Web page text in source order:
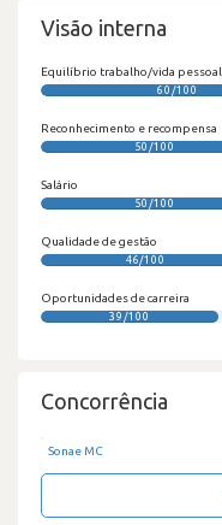
Visão interna
Equilíbrio trabalho/vida pessoal
60/100
Reconhecimento e recompensa
50/100
Salário
50/100
Qualidade de gestão
46/100
Oportunidades de carreira
39/100
Concorrência
Sonae MC